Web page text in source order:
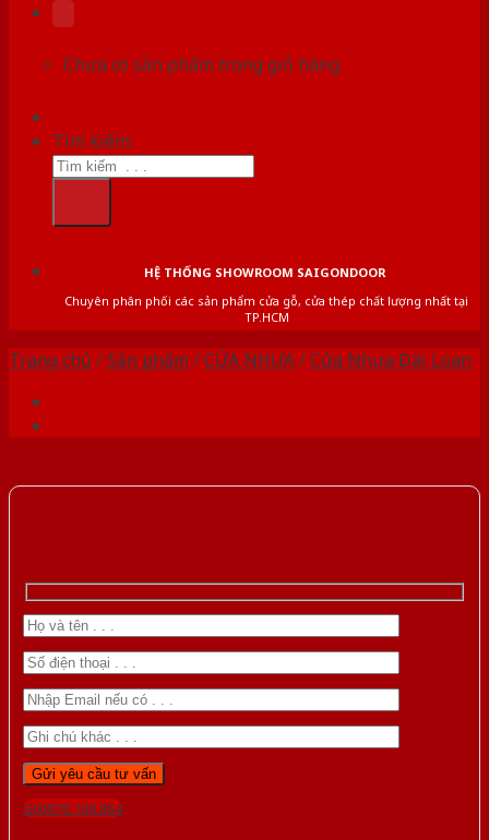
Chưa có sản phẩm trong giỏ hàng.
Tìm kiếm:
HỆ THỐNG SHOWROOM SAIGONDOOR
Chuyên phân phối các sản phẩm cửa gỗ, cửa thép chất lượng nhất tại
TP.HCM
Trang chủ /Sản phẩm /CỬA NHỰA/Cửa Nhựa Đài Loan
Gọi 0976.169.864